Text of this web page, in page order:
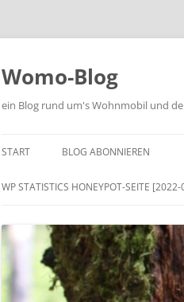
Zum
Womo-Blog
ein Blog rund um's Wohnmobil und
START BLOG ABONNIEREN
WP STATISTICS HONEYPOT-SEITE